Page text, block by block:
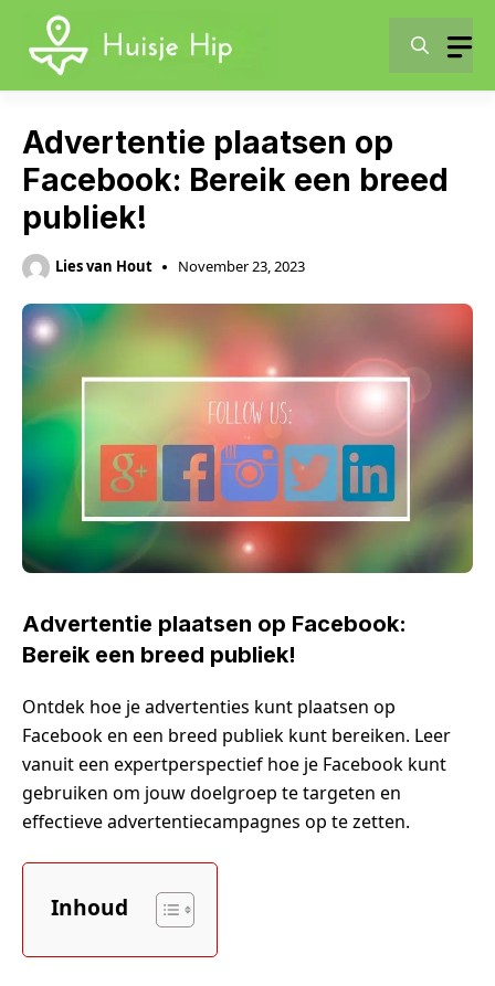
content
Advertentie plaatsen op
Facebook: Bereik een breed
publiek!
Lies van Hout November 23, 2023
Advertentie plaatsen op Facebook:
Bereik een breed publiek!
Ontdek hoe je advertenties kunt plaatsen op
Facebook en een breed publiek kunt bereiken. Leer
vanuit een expertperspectief hoe je Facebook kunt
gebruiken om jouw doelgroep te targeten en
effectieve advertentiecampagnes op te zetten.
Inhoud